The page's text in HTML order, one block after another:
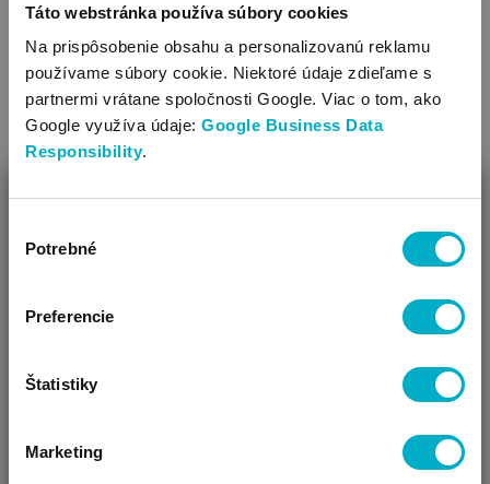
Táto webstránka používa súbory cookies
Na prispôsobenie obsahu a personalizovanú reklamu
používame súbory cookie. Niektoré údaje zdieľame s
partnermi vrátane spoločnosti Google. Viac o tom, ako
Google využíva údaje: Google Business Data
Responsibility.
súhlasu
Potrebné
Preferencie
Štatistiky
Marketing
Športová obuv
Vhodné na vonkajšie nosenie
Obuv chráňte pred ostrými predmetmi a pred prepichnutím,
lebo sa jej povrch môže poškodiť.
Časti, ktoré sa dostanú do kontaktu s pokožkou /vrchná
časť topánky a podšívka/, môžu spôsobiť zafarbenie, ktoré
je iba estetického charakteru.
SÚVISIACE KATEGÓRIE
detské ponožky
Teplákové nohavice